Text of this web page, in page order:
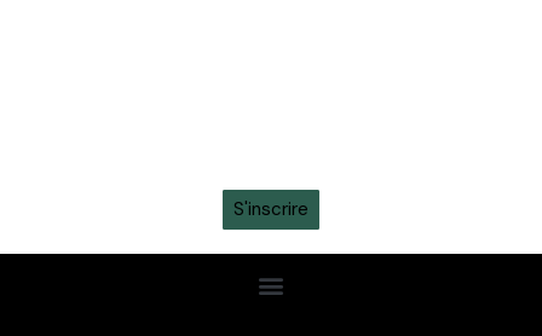
S'inscrire